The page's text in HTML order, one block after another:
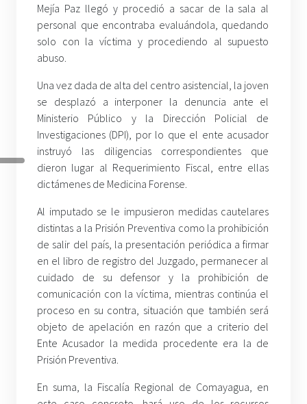
Mejía Paz llegó y procedió a sacar de la sala al
personal que encontraba evaluándola, quedando
solo con la víctima y procediendo al supuesto
abuso.
Una vez dada de alta del centro asistencial, la joven
se desplazó a interponer la denuncia ante el
Ministerio Público y la Dirección Policial de
Investigaciones (DPI), por lo que el ente acusador
instruyó las diligencias correspondientes que
dieron lugar al Requerimiento Fiscal, entre ellas
dictámenes de Medicina Forense.
Al imputado se le impusieron medidas cautelares
distintas a la Prisión Preventiva como la prohibición
de salir del país, la presentación periódica a firmar
en el libro de registro del Juzgado, permanecer al
cuidado de su defensor y la prohibición de
comunicación con la víctima, mientras continúa el
proceso en su contra, situación que también será
objeto de apelación en razón que a criterio del
Ente Acusador la medida procedente era la de
Prisión Preventiva.
En suma, la Fiscalía Regional de Comayagua, en